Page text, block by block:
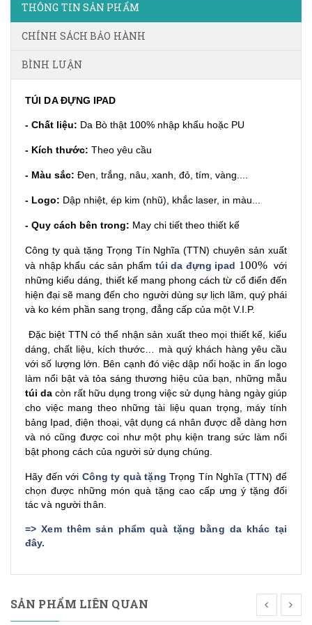
THÔNG TIN SẢN PHẨM
CHÍNH SÁCH BẢO HÀNH
BÌNH LUẬN
TÚI DA ĐỰNG IPAD
- Chất liệu: Da Bò thật 100% nhập khẩu hoặc PU
- Kích thước: Theo yêu cầu
- Màu sắc: Đen, trắng, nâu, xanh, đỏ, tím, vàng....
- Logo: Dập nhiệt, ép kim (nhũ), khắc laser, in màu...
- Quy cách bên trong: May chi tiết theo thiết kế
Công ty quà tặng Trọng Tín Nghĩa (TTN) chuyên sản xuất
và nhập khẩu các sản phẩm túi da đựng ipad 100% với
những kiểu dáng, thiết kế mang phong cách từ cổ điển đến
hiện đại sẽ mang đến cho người dùng sự lịch lãm, quý phái
và ko kém phần sang trọng, đẳng cấp của một V.I.P.
Đặc biệt TTN có thể nhận sản xuất theo mọi thiết kế, kiểu
dáng, chất liệu, kích thước… mà quý khách hàng yêu cầu
với số lượng lớn. Bên cạnh đó việc dập nổi hoặc in ấn logo
làm nổi bật và tỏa sáng thương hiệu của bạn, những mẫu
túi da còn rất hữu dụng trong việc sử dụng hàng ngày giúp
cho việc mang theo những tài liệu quan trọng, máy tính
bảng Ipad, điện thoại, vật dụng cá nhân được dễ dàng hơn
và nó cũng được coi như một phụ kiện trang sức làm nổi
bật phong cách của người sử dụng chúng.
Hãy đến với Công ty quà tặng Trọng Tín Nghĩa (TTN) để
chọn được những món quà tặng cao cấp ưng ý tặng đối
tác và người thân.
=>Xem thêm sản phẩm quà tặng bằng da khác tại
đây.
SẢN PHẨM LIÊN QUAN